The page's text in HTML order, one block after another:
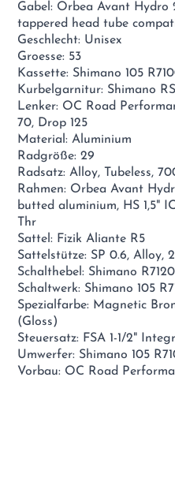
Gabel: Orbea Avant Hydro
tappered head tube
Geschlecht: Unisex
Groesse: 53
Kassette: Shimano 105
Kurbelgarnitur: Shimano
Lenker: OC Road
70, Drop 125
Material: Aluminium
Radgröße: 29
Radsatz: Alloy, Tubeless,
Rahmen: Orbea Avant
butted aluminium, HS 1,5"
Thr
Sattel: Fizik Aliante R5
Sattelstütze: SP 0.6, Alloy,
Schalthebel: Shimano R7120
Schaltwerk: Shimano 105
Spezialfarbe: Magnetic
(Gloss)
Steuersatz: FSA 1-1/2"
Umwerfer: Shimano 105
Vorbau: OC Road